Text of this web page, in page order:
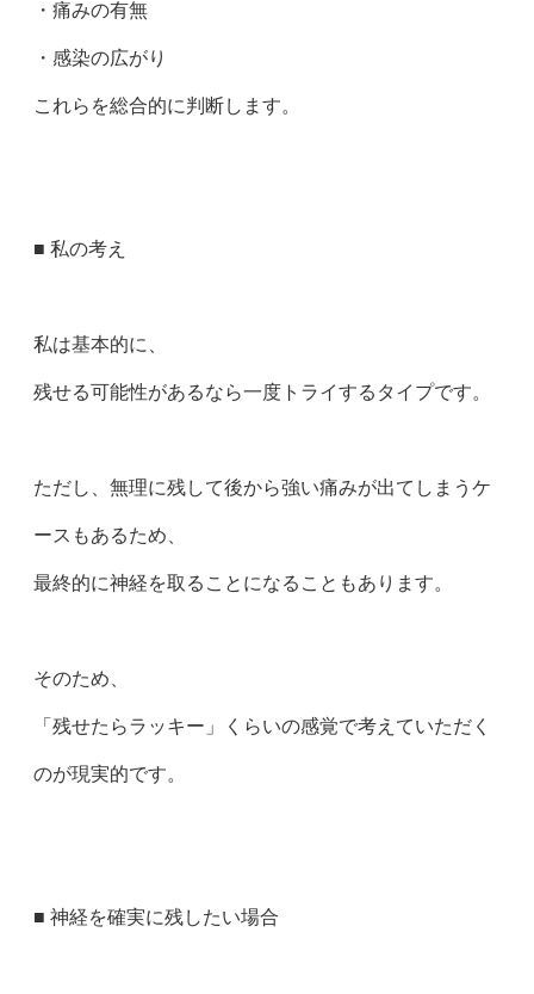
・痛みの有無
・感染の広がり
これらを総合的に判断します。
■ 私の考え
私は基本的に、
残せる可能性があるなら一度トライするタイプです。
ただし、無理に残して後から強い痛みが出てしまうケ
ースもあるため、
最終的に神経を取ることになることもあります。
そのため、
「残せたらラッキー」くらいの感覚で考えていただく
のが現実的です。
■ 神経を確実に残したい場合